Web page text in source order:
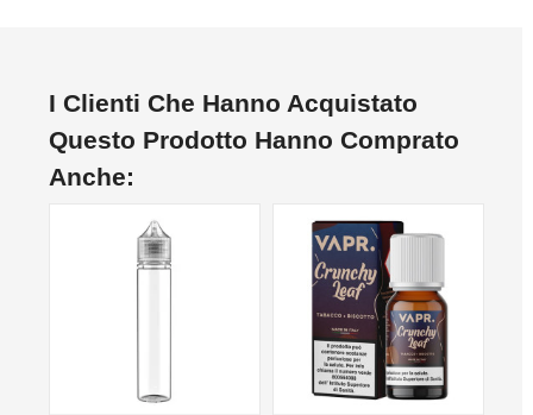
I Clienti Che Hanno Acquistato
Questo Prodotto Hanno Comprato
Anche: